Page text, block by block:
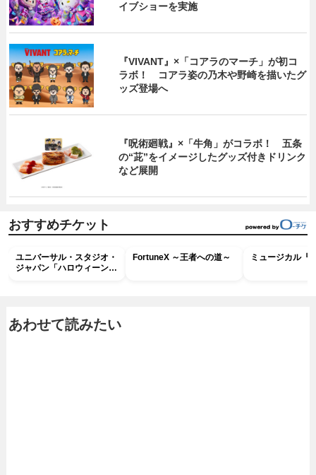
イブショーを実施
『VIVANT』×「コアラのマーチ」が初コ
ラボ！ コアラ姿の乃木や野崎を描いたグ
ッズ登場へ
『呪術廻戦』×「牛角」がコラボ！ 五条
の“茈”をイメージしたグッズ付きドリンク
など展開
おすすめチケット
ユニバーサル・スタジオ・
ジャパン「ハロウィーン・
FortuneX ～王者への道～ ミュージカル『
あわせて読みたい